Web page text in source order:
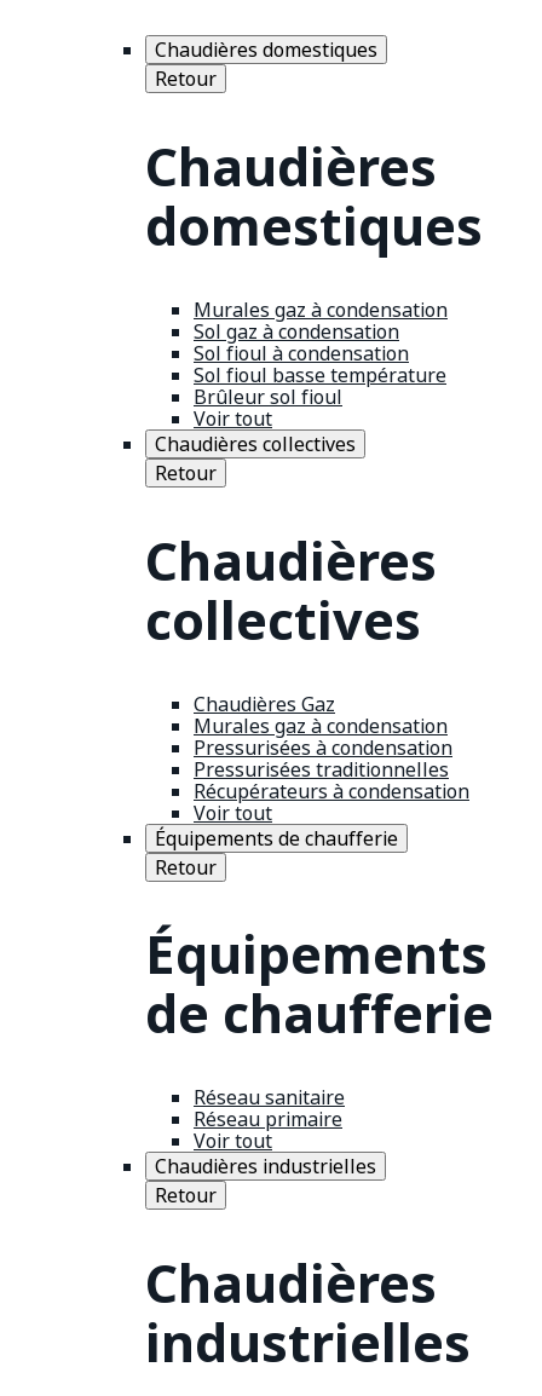
Chaudières domestiques
Retour
Chaudières
domestiques
Murales gaz à condensation
Sol gaz à condensation
Sol fioul à condensation
Sol fioul basse température
Brûleur sol fioul
Voir tout
Chaudières collectives
Retour
Chaudières
collectives
Chaudières Gaz
Murales gaz à condensation
Pressurisées à condensation
Pressurisées traditionnelles
Récupérateurs à condensation
Voir tout
Équipements de chaufferie
Retour
Équipements
de chaufferie
Réseau sanitaire
Réseau primaire
Voir tout
Chaudières industrielles
Retour
Chaudières
industrielles